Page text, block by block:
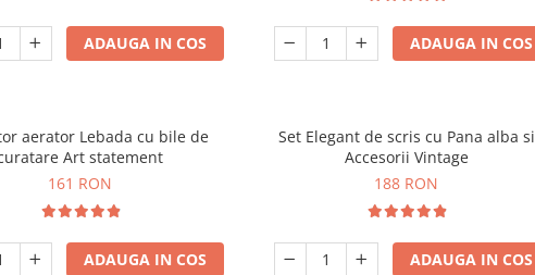
ADAUGA IN COS ADAUGA IN COS
aerator Lebada cu bile de
Art statement
161 RON
ADAUGA IN COS
Set Elegant de scris cu Pana alba si
Accesorii Vintage
188 RON
ADAUGA IN COS